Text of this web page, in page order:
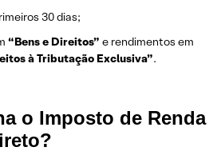
30 dias;
“Bens e Direitos” e rendimentos em
à Tributação Exclusiva”.
o Imposto de Renda